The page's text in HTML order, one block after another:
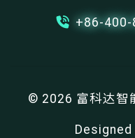
+86-400-
© 2026 富科达智
Designed